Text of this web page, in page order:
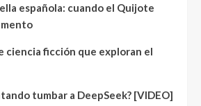
española: cuando el Quijote
ciencia ficción que exploran el
tumbar a DeepSeek? [VIDEO]